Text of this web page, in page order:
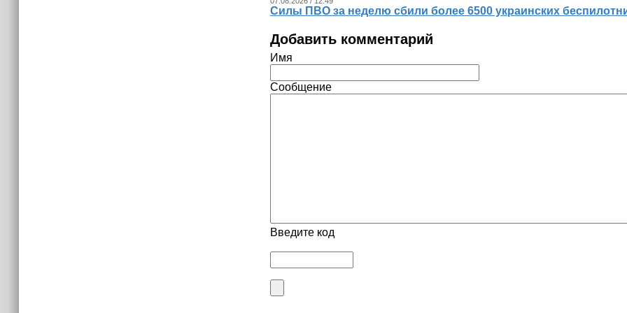
Силы ПВО за неделю сбили более 6500 украинских
Добавить комментарий
Имя
Сообщение
Введите код